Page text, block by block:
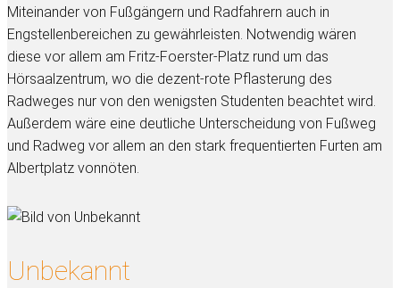
Miteinander von Fußgängern und Radfahrern auch in
Engstellenbereichen zu gewährleisten. Notwendig wären
diese vor allem am Fritz-Foerster-Platz rund um das
Hörsaalzentrum, wo die dezent-rote Pflasterung des
Radweges nur von den wenigsten Studenten beachtet wird.
Außerdem wäre eine deutliche Unterscheidung von Fußweg
und Radweg vor allem an den stark frequentierten Furten am
Albertplatz vonnöten.
Unbekannt